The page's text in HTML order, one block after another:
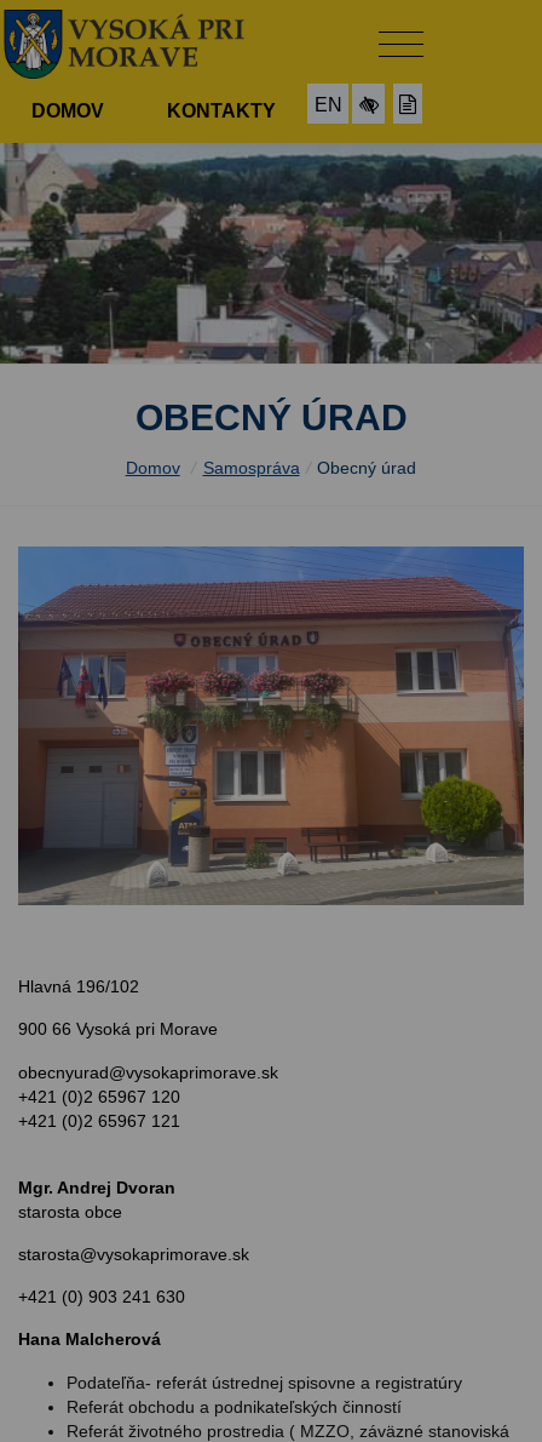
DOMOV KONTAKTY EN
OBECNÝ ÚRAD
Domov / Samospráva / Obecný úrad
Hlavná 196/102
900 66 Vysoká pri Morave
obecnyurad@vysokaprimorave.sk
+421 (0)2 65967 120
+421 (0)2 65967 121
Mgr. Andrej Dvoran
starosta obce
starosta@vysokaprimorave.sk
+421 (0) 903 241 630
Hana Malcherová
Podateľňa- referát ústrednej spisovne a registratúry
Referát obchodu a podnikateľských činností
Referát životného prostredia ( MZZO, záväzné stanoviská